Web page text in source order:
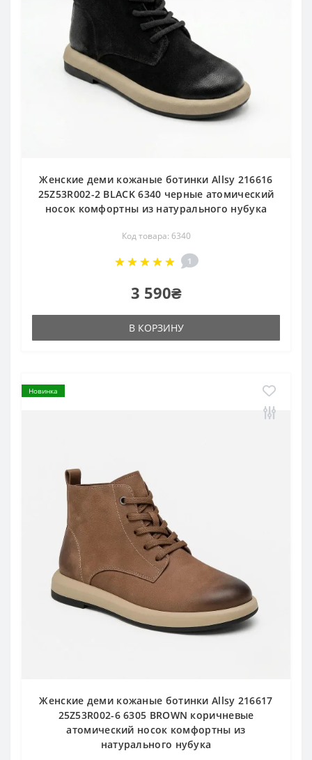
Женские деми кожаные ботинки Allsy 216616
25Z53R002-2 BLACK 6340 черные атомический
носок комфортны из натурального нубука
Код товара: 6340
1
3 590₴
В КОРЗИНУ
Новинка
Женские деми кожаные ботинки Allsy 216617
25Z53R002-6 6305 BROWN коричневые
атомический носок комфортны из
натурального нубука